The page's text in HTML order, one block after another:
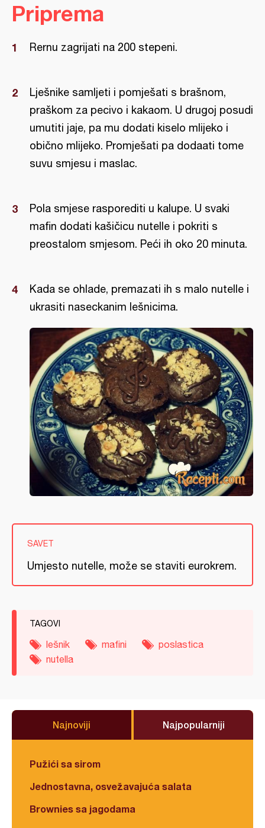
Priprema
Rernu zagrijati na 200 stepeni.
Lješnike samljeti i pomješati s brašnom,
praškom za pecivo i kakaom. U drugoj posudi
umutiti jaje, pa mu dodati kiselo mlijeko i
obično mlijeko. Promješati pa dodaati tome
suvu smjesu i maslac.
Pola smjese rasporediti u kalupe. U svaki
mafin dodati kašičicu nutelle i pokriti s
preostalom smjesom. Peći ih oko 20 minuta.
Kada se ohlade, premazati ih s malo nutelle i
ukrasiti naseckanim lešnicima.
SAVET
Umjesto nutelle, može se staviti eurokrem.
TAGOVI
lešnik mafini
poslastica
nutella
Najnoviji Najpopularniji
Pužići sa sirom
Jednostavna, osvežavajuća salata
Brownies sa jagodama